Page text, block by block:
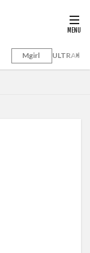
Mgirl